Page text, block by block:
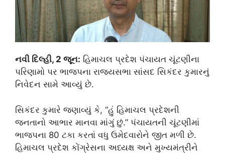
નવી દિલ્હી, 2 જૂન: હિમાચલ પ્રદેશ પંચાયત ચૂંટણીના
પરિણામો પર ભાજપના રાજ્યસભા સાંસદ સિકંદર કુમારનું
નિવેદન સામે આવ્યું છે.
સિકંદર કુમારે જણાવ્યું કે, “હું હિમાચલ પ્રદેશની
જનતાનો આભાર માનવા માંગું છું.” પંચાયતની ચૂંટણીમાં
ભાજપના 80 ટકા કરતાં વધુ ઉમેદવારોને જીત મળી છે.
હિમાચલ પ્રદેશ કોંગ્રેસના અધ્યક્ષ અને મુખ્યમંત્રીને